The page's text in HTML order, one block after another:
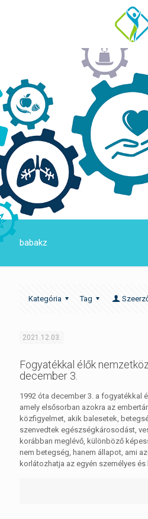
babakz
Kategória Tag
2021.12.03.
Fogyatékkal élők
december 3.
1992 óta december 3. a fogyatékkal
amely elsősorban azokra az
közfigyelmet, akik balesetek,
szenvedtek egészségkárosodást,
korábban meglévő, különböző
nem betegség, hanem állapot, ami
korlátozhatja az egyén személyes